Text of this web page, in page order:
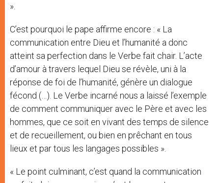
».
C’est pourquoi le pape affirme encore : « La
communication entre Dieu et l’humanité a donc
atteint sa perfection dans le Verbe fait chair. L’acte
d’amour à travers lequel Dieu se révèle, uni à la
réponse de foi de l’humanité, génère un dialogue
fécond (…). Le Verbe incarné nous a laissé l’exemple
de comment communiquer avec le Père et avec les
hommes, que ce soit en vivant des temps de silence
et de recueillement, ou bien en prêchant en tous
lieux et par tous les langages possibles ».
« Le point culminant, c’est quand la communication